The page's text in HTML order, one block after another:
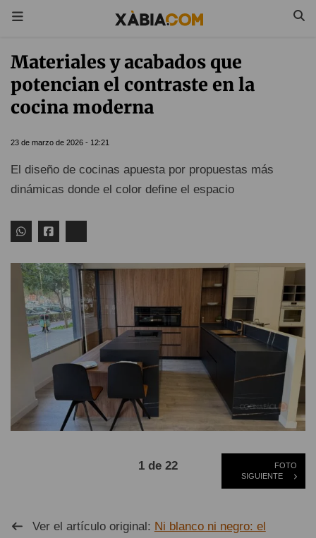
Materiales y acabados que
potencian el contraste en la
cocina moderna
23 de marzo de 2026 - 12:21
El diseño de cocinas apuesta por propuestas más
dinámicas donde el color define el espacio
1 de 22
FOTO
SIGUIENTE
Ver el artículo original: Ni blanco ni negro: el